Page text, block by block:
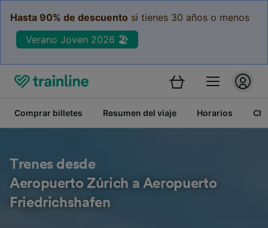
Hasta 90% de descuento si tienes 30 años o menos
Verano Joven 2026 🏖️
Comprar billetes Resumen del viaje Horarios
Trenes desde
Aeropuerto Zúrich a Aeropuerto
Friedrichshafen